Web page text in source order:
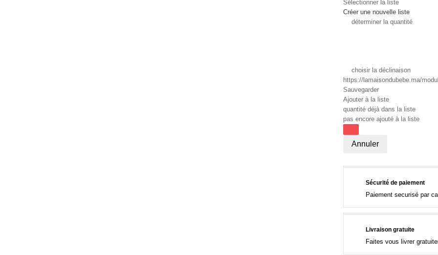
Sélectionner la liste
Créer une nouvelle liste
déterminer la quantité
choisir la déclinaison
https://lamaisondubebe.ma/
Sauvegarder
Ajouter à la liste
quantité déjà dans la liste
pas encore ajouté à la liste
Annuler
Sécurité de paiement
Paiement securisé par
Livraison gratuite
Faites vous livrer